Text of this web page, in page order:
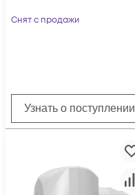
Снят с продажи
Узнать о поступлении